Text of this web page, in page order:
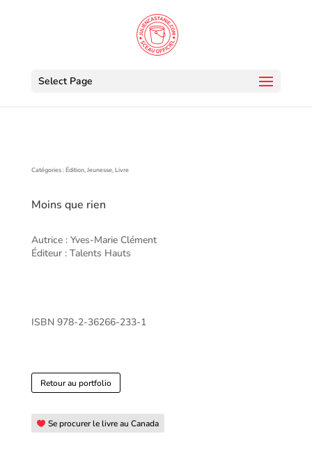
Select Page
Catégories : Édition, Jeunesse, Livre
Moins que rien
Autrice : Yves-Marie Clément
Éditeur : Talents Hauts
ISBN 978-2-36266-233-1
Retour au portfolio
Se procurer le livre au Canada